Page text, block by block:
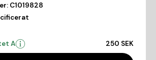
C1019828
A 250 SEK